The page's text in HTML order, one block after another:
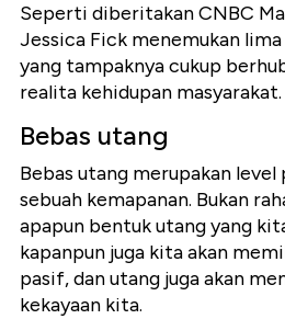
Seperti diberitakan CNBC
Jessica Fick menemukan
yang tampaknya cukup
realita kehidupan
Bebas utang
Bebas utang merupakan
sebuah kemapanan. Bukan
apapun bentuk utang yang
kapanpun juga kita akan
pasif, dan utang juga akan
kekayaan kita.